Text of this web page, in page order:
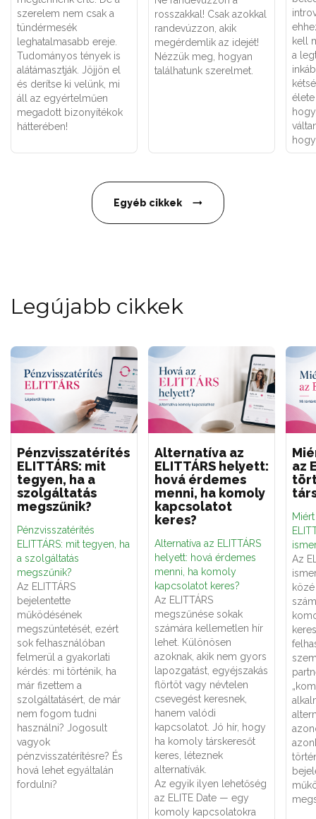
szerelem nem csak a
tündérmesék
leghatalmasabb ereje.
Tudományos tények is
alátámasztják. Jöjjön el
és derítse ki velünk, mi
áll az egyértelműen
megadott bizonyítékok
hátterében!
rosszakkal! Csak azokkal
randevúzzon, akik
megérdemlik az idejét!
Nézzük meg, hogyan
találhatunk szerelmet.
kell
a
Egyéb cikkek
Legújabb cikkek
Pénzvisszatérítés
ELITTÁRS: mit
tegyen, ha a
szolgáltatás
megszűnik?
Pénzvisszatérítés
ELITTÁRS: mit tegyen, ha
a szolgáltatás
megszűnik?
Az ELITTÁRS
bejelentette
működésének
megszüntetését, ezért
sok felhasználóban
felmerül a gyakorlati
kérdés: mi történik, ha
már fizettem a
szolgáltatásért, de már
nem fogom tudni
használni? Jogosult
vagyok
pénzvisszatérítésre? És
hová lehet egyáltalán
fordulni?
Alternatíva az
ELITTÁRS helyett:
hová érdemes
menni, ha komoly
kapcsolatot
keres?
Alternatíva az ELITTÁRS
helyett: hová érdemes
menni, ha komoly
kapcsolatot keres?
Az ELITTÁRS
megszűnése sokak
számára kellemetlen hír
lehet. Különösen
azoknak, akik nem gyors
lapozgatást, egyéjszakás
flörtöt vagy névtelen
csevegést keresnek,
hanem valódi
kapcsolatot. Jó hír, hogy
ha komoly társkeresőt
keres, léteznek
alternatívák.
Az egyik ilyen lehetőség
az ELITE Date — egy
komoly kapcsolatokra
az
Az